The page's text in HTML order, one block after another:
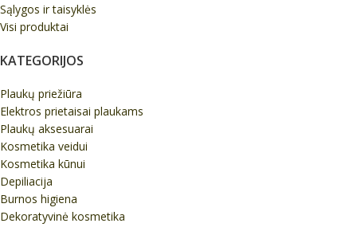
Sąlygos ir taisyklės
Visi produktai
KATEGORIJOS
Plaukų priežiūra
Elektros prietaisai plaukams
Plaukų aksesuarai
Kosmetika veidui
Kosmetika kūnui
Depiliacija
Burnos higiena
Dekoratyvinė kosmetika